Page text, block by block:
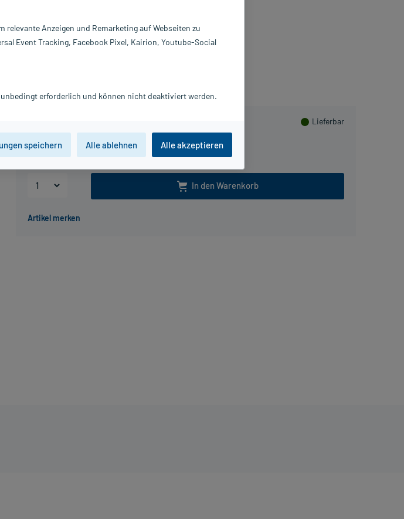
Lieferbar
12 St , XL 14 St , S
In den Warenkorb
PZN:
15822328
Hersteller:
Essity Germany GmbH
Anzeigen und Remarketing auf Webseiten zu
Event Tracking, Facebook Pixel, Kairion, Youtube-Social
erforderlich und können nicht deaktiviert werden.
speichern Alle ablehnen Alle akzeptieren